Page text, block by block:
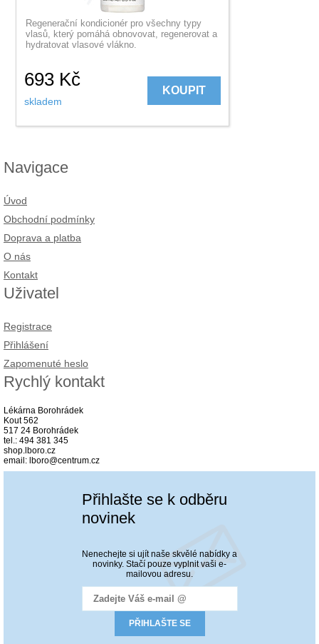
Regenerační kondicionér pro všechny typy
vlasů, který pomáhá obnovovat, regenerovat a
hydratovat vlasové vlákno.
693 Kč
skladem
KOUPIT
Navigace
Úvod
Obchodní podmínky
Doprava a platba
O nás
Kontakt
Uživatel
Registrace
Přihlášení
Zapomenuté heslo
Rychlý kontakt
Lékárna Borohrádek
Kout 562
517 24 Borohrádek
tel.: 494 381 345
shop.lboro.cz
email: lboro@centrum.cz
Přihlašte se k odběru
novinek
Nenechejte si ujít naše skvělé nabídky a
novinky. Stačí pouze vyplnit vaši e-
mailovou adresu.